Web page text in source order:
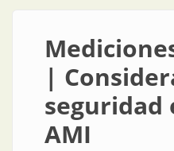
|
seguridad
AMI